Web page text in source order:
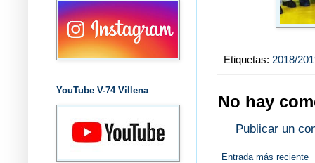
Etiquetas: 2018/
No hay
Publicar un
Entrada más reciente
YouTube V-74 Villena